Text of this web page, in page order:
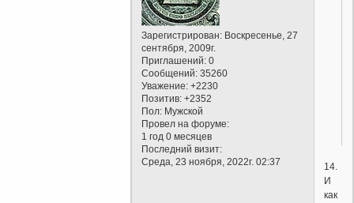
Зарегистрирован: Воскресенье, 27
сентября, 2009г.
Приглашений: 0
Сообщений: 35260
Уважение: +2230
Позитив: +2352
Пол: Мужской
Провел на форуме:
1 год 0 месяцев
Последний визит:
Среда, 23 ноября, 2022г. 02:37
14.
И
как